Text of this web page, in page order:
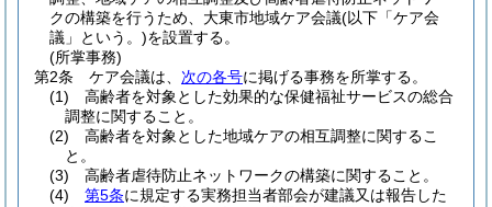
クの構築を行うため、大東市地域ケア会議(以下「ケア会
議」という。)を設置する。
(所掌事務)
第2条
ケア会議は、 次の各号に掲げる事務を所掌する。
(1)
高齢者を対象とした効果的な保健福祉サービスの総合
調整に関すること。
(2)
高齢者を対象とした地域ケアの相互調整に関するこ
と。
(3)
高齢者虐待防止ネットワークの構築に関すること。
(4)
第5条に規定する実務担当者部会が建議又は報告した